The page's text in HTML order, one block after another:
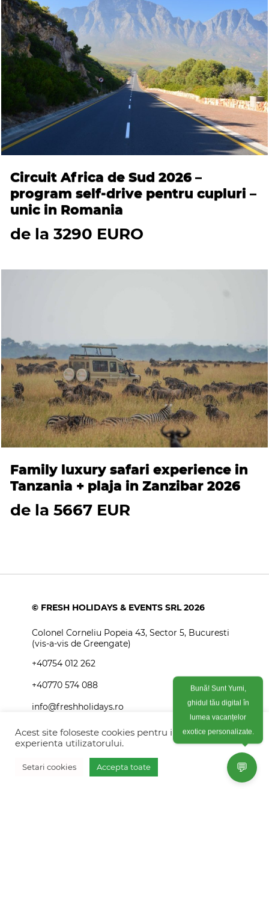
Circuit Africa de Sud 2026 –
program self-drive pentru cupluri –
unic in Romania
de la 3290 EURO
Family luxury safari experience in
Tanzania + plaja in Zanzibar 2026
de la 5667 EUR
Vreau oferta personalizata
© FRESH HOLIDAYS & EVENTS SRL 2026
Colonel Corneliu Popeia 43, Sector 5, Bucuresti
(vis-a-vis de Greengate)
+40754 012 262
+40770 574 088
info@freshholidays.ro
Povestile noastre
Contact Fresh Holidays
Acest site foloseste cookies pentru imbunatati
experienta utilizatorului.
Setari cookies Accepta toate 💬
Bună! Sunt Yumi,
ghidul tău digital în
lumea vacanțelor
exotice personalizate.